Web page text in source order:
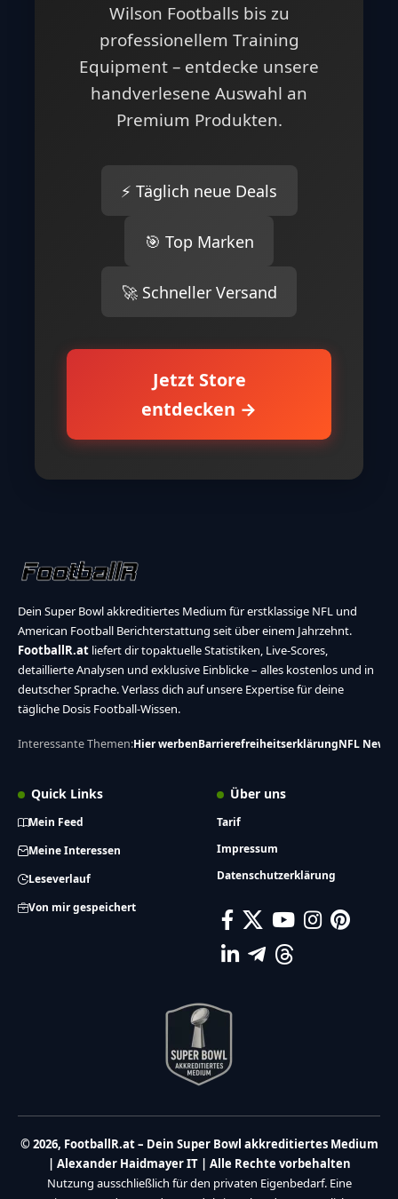
Wilson Footballs bis zu
professionellem Training
Equipment – entdecke unsere
handverlesene Auswahl an
Premium Produkten.
⚡ Täglich neue Deals
🎯 Top Marken
🚀 Schneller Versand
Jetzt Store
entdecken →
Dein Super Bowl akkreditiertes Medium für erstklassige NFL und
American Football Berichterstattung seit über einem Jahrzehnt.
FootballR.at liefert dir topaktuelle Statistiken, Live-Scores,
detaillierte Analysen und exklusive Einblicke – alles kostenlos und in
deutscher Sprache. Verlass dich auf unsere Expertise für deine
tägliche Dosis Football-Wissen.
Interessante Themen:Hier werbenBarrierefreiheitserklärungNFL News
Quick Links
Mein Feed
Meine Interessen
Leseverlauf
Von mir gespeichert
Über uns
Tarif
Impressum
Datenschutzerklärung
© 2026, FootballR.at – Dein Super Bowl akkreditiertes Medium
| Alexander Haidmayer IT | Alle Rechte vorbehalten
Nutzung ausschließlich für den privaten Eigenbedarf. Eine